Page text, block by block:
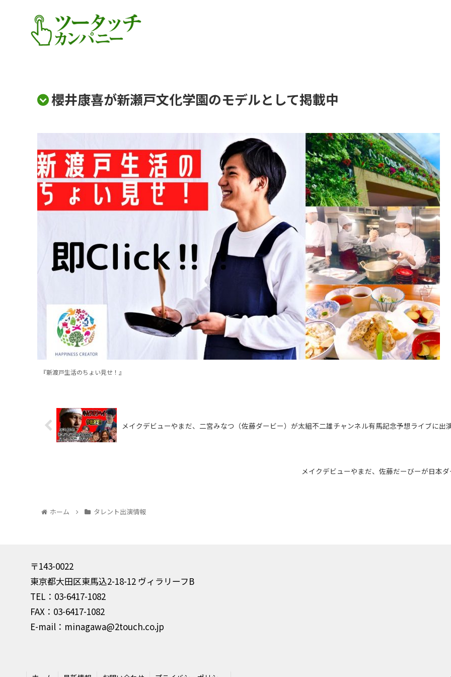
櫻井康喜が新瀬戸文化学園のモデルとして掲載中
『新渡戸生活のちょい見せ！』
メイクデビューやまだ、二宮みなつ（佐藤ダービー）が太組不二雄チャンネル有馬記念予想ライブに出演
メイクデビューやまだ、佐藤だーびーが日本
ホーム タレント出演情報
〒143-0022
東京都大田区東馬込2-18-12 ヴィラリーフB
TEL：03-6417-1082
FAX：03-6417-1082
E-mail：minagawa@2touch.co.jp